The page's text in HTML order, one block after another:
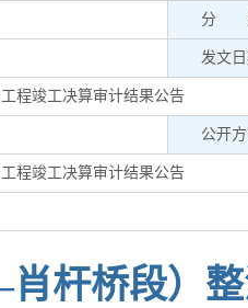
分
发文日
程竣工决算审计结果公告
公开方
程竣工决算审计结果公告
杆桥段）